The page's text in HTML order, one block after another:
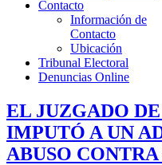
Contacto
Información de
Contacto
Ubicación
Tribunal Electoral
Denuncias Online
EL JUZGADO
IMPUTÓ A UN
ABUSO